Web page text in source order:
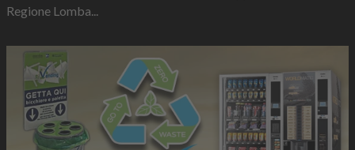
Regione Lomba...